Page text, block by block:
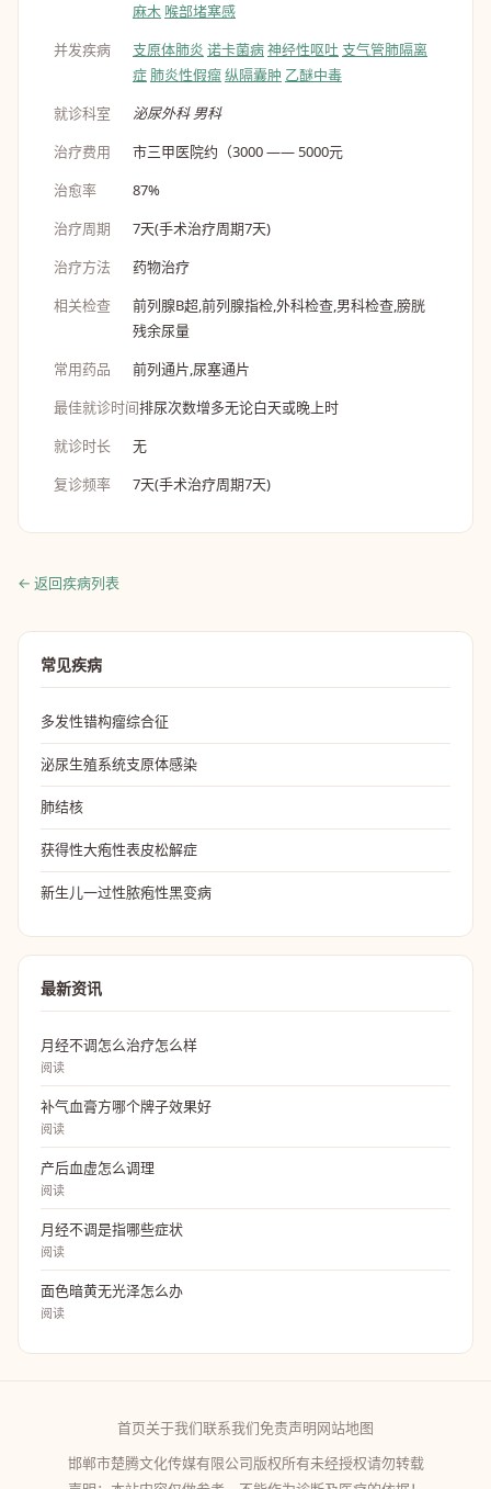
麻木 喉部堵塞感
并发疾病
支原体肺炎 诺卡菌病神经性呕吐 支气管肺隔离
症 肺炎性假瘤纵隔囊肿 乙醚中毒
就诊科室
泌尿外科男科
治疗费用
市三甲医院约（3000 —— 5000元
治愈率
87%
治疗周期
7天(手术治疗周期7天)
治疗方法
药物治疗
相关检查
前列腺B超,前列腺指检,外科检查,男科检查,膀胱
残余尿量
常用药品
前列通片,尿塞通片
最佳就诊时间排尿次数增多无论白天或晚上时
就诊时长
无
复诊频率
7天(手术治疗周期7天)
← 返回疾病列表
常见疾病
多发性错构瘤综合征
泌尿生殖系统支原体感染
肺结核
获得性大疱性表皮松解症
新生儿一过性脓疱性黑变病
最新资讯
月经不调怎么治疗怎么样
阅读
补气血膏方哪个牌子效果好
阅读
产后血虚怎么调理
阅读
月经不调是指哪些症状
阅读
面色暗黄无光泽怎么办
阅读
首页关于我们联系我们免责声明网站地图
邯郸市楚腾文化传媒有限公司版权所有未经授权请勿转载